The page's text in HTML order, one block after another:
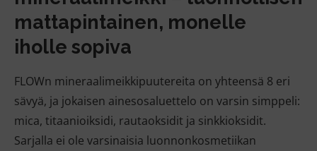
mattapintainen, monelle
iholle sopiva
FLOWn mineraalimeikkipuutereita on yhteensä 8 eri
sävyä, ja jokaisen ainesosaluettelo on varsin simppeli:
mica, titaanioiksidi, rautaoksidit ja sinkkioksidit.
Sarjalla ei ole varsinaisia luonnonkosmetiikan